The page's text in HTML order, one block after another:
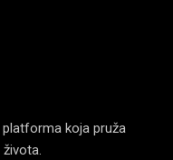
koja pruža